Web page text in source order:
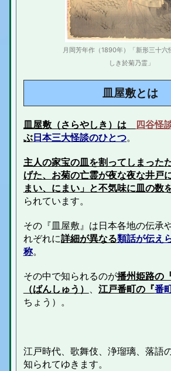
️◾️ 歌舞伎≪魚屋宗五郎≫『新皿屋
やしきつきのあまがさ）』
◾️ 落語 『お菊の皿 』
2.皿屋敷 まとめ
月岡芳年作（1890年）「新形三十
しき於菊乃霊」
皿屋敷とは
皿屋敷（さらやしき）は 四谷怪
ぶ日本三大怪談のひとつ。
主人の家宝の皿を割ってしまった
げた、お菊の亡霊が夜な夜な井戸
まい、にまい」と不気味に皿の数
られています。
その『皿屋敷』は日本各地の伝承
れぞれに詳細が異なる類話が伝え
称。
その中で知られるのが播州姫路の
（ばんしゅう） 、 江戸番町の『番
ちょう）。
江戸時代、 歌舞伎、 浄瑠璃、落語
知られてゆきます。